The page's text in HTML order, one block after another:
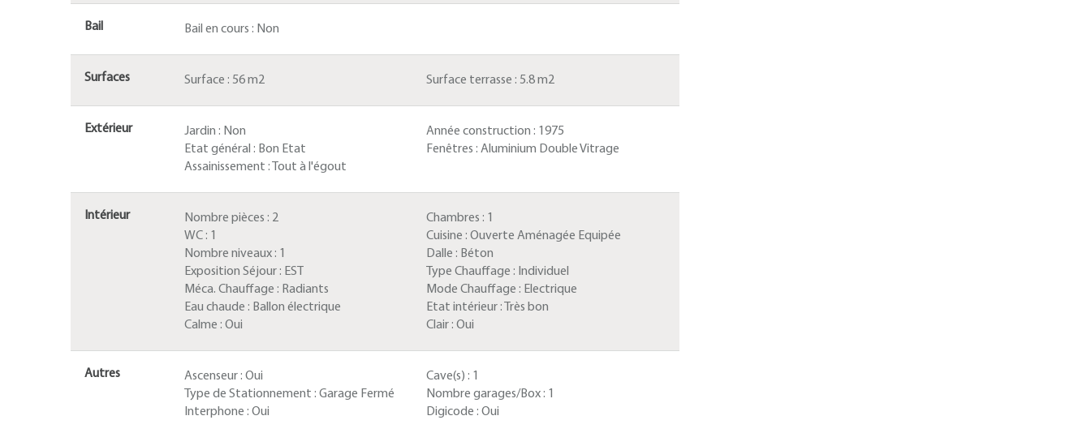
Bail Bail en cours : Non
Surfaces Surface : 56 m2 Surface terrasse : 5.8 m2
Extérieur Jardin : Non Année construction : 1975
Etat général : Bon Etat Fenêtres : Aluminium Double Vitrage
Assainissement :
Tout à l'égout
Intérieur Nombre pièces : 2 Chambres : 1
WC : 1 Cuisine : Ouverte Aménagée Equipée
Nombre niveaux : 1 Dalle : Béton
Exposition Séjour : EST Type Chauffage : Individuel
Méca. Chauffage : Radiants Mode Chauffage : Electrique
Eau chaude : Ballon électrique Etat intérieur :
Très bon
Calme : Oui Clair : Oui
Autres Ascenseur : Oui Cave(s) : 1
Type de Stationnement : Garage Fermé Nombre garages/Box : 1
Interphone : Oui Digicode : Oui